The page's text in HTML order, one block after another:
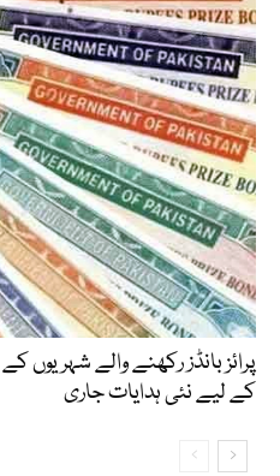
پرائز بانڈز رکھنے والے شہریوں
کے لیے نئی ہدایات جاری